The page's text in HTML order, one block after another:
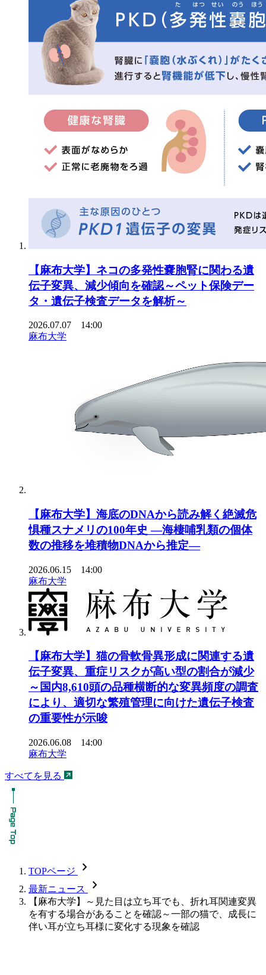
【麻布大学】ネコの多発性嚢胞腎に関わる遺
伝子変異、減少傾向を確認～ペット保険デー
タ・遺伝子検査データを解析～
2026.07.07 14:00
麻布大学
【麻布大学】海底のDNAから読み解く絶滅危
惧種スナメリの100年史 ―海棲哺乳類の個体
数の推移を堆積物DNAから推定―
2026.06.15 14:00
麻布大学
【麻布大学】猫の骨軟骨異形成に関連する遺
伝子変異、重症リスクが高い型の割合が減少
～国内8,610頭の品種横断的な変異頻度の調査
により、適切な繁殖管理に向けた遺伝子検査
の重要性が示唆
2026.06.08 14:00
麻布大学
すべてを見る
TOPページ chevron_forward
最新ニュース chevron_forward
【麻布大学】～見た目は立ち耳でも、折れ耳関連変異
を有する場合があることを確認～一部の猫で、成長に
伴い耳が立ち耳様に変化する現象を確認